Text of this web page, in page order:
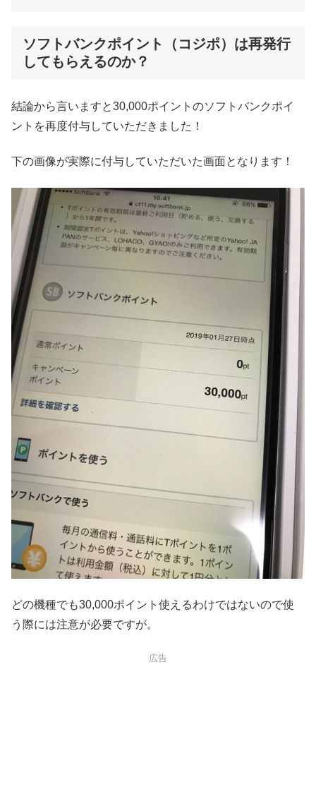
ソフトバンクポイント（コジポ）は再発行
してもらえるのか？
結論から言いますと30,000ポイントのソフトバンクポイ
ントを再度付与していただきました！
下の画像が実際に付与していただいた画面となります！
どの機種でも30,000ポイント使えるわけではないので使
う際には注意が必要ですが。
広告